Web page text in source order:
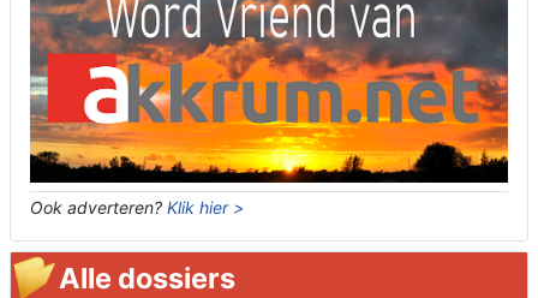
Ook adverteren? Klik hier >
Alle dossiers